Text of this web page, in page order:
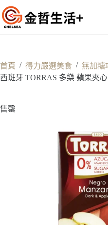
跳
至
主
容
首頁 / 得力嚴選美食 / 無加糖
西班牙 TORRAS 多樂 蘋果夾
售罄